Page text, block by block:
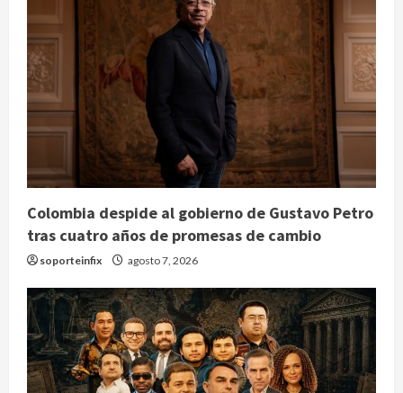
Colombia despide al gobierno de Gustavo Petro
tras cuatro años de promesas de cambio
soporteinfix agosto 7, 2026